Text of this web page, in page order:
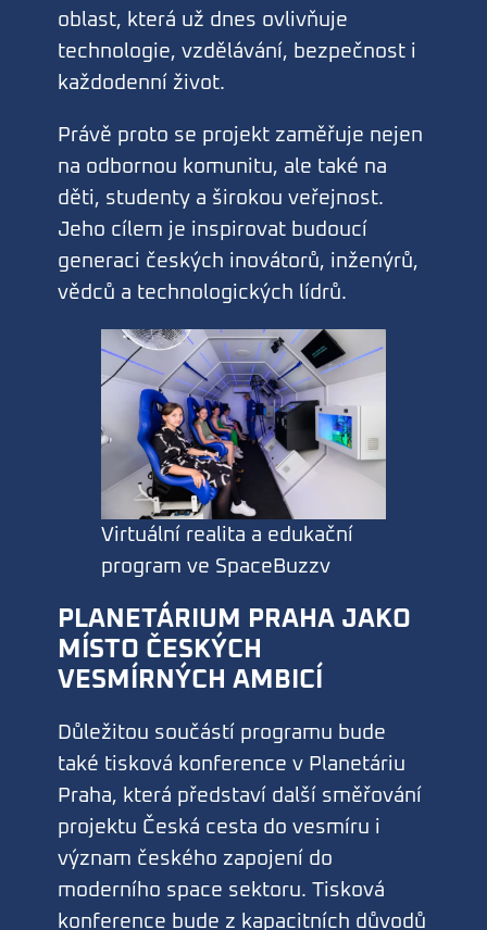
oblast, která už dnes ovlivňuje
technologie, vzdělávání, bezpečnost i
každodenní život.
Právě proto se projekt zaměřuje nejen
na odbornou komunitu, ale také na
děti, studenty a širokou veřejnost.
Jeho cílem je inspirovat budoucí
generaci českých inovátorů, inženýrů,
vědců a technologických lídrů.
Virtuální realita a edukační
program ve SpaceBuzzv
PLANETÁRIUM PRAHA JAKO
MÍSTO ČESKÝCH
VESMÍRNÝCH AMBICÍ
Důležitou součástí programu bude
také tisková konference v Planetáriu
Praha, která představí další směřování
projektu Česká cesta do vesmíru i
význam českého zapojení do
moderního space sektoru. Tisková
konference bude z kapacitních důvodů